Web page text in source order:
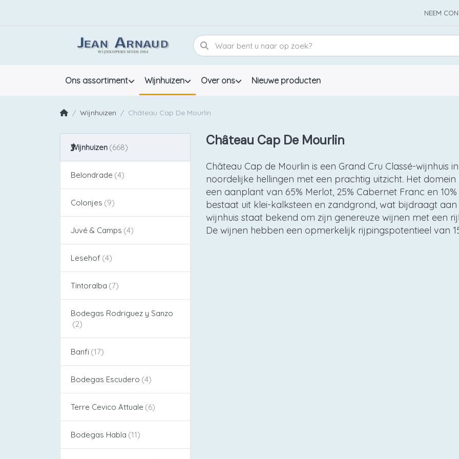
NEEM
Ons assortiment Wijnhuizen Over ons Nieuwe producten
Wijnhuizen Château Cap De Mourlin
Wijnhuizen
Belondrade
Colonjes
Juvé & Camps
Lesehof
Tintoralba
Bodegas Rodriguez y Sanzo
Banfi
Bodegas Escudero
Terre Cevico Attuale
Bodegas Habla
Château Cap De Mourlin
Château Cap de Mourlin is een Grand Cru Classé-wijnhuis
noordelijke hellingen met een prachtig uitzicht. Het
een aanplant van 65% Merlot, 25% Cabernet Franc en
bestaat uit klei-kalksteen en zandgrond, wat bijdraagt
wijnhuis staat bekend om zijn genereuze wijnen met een
De wijnen hebben een opmerkelijk rijpingspotentieel van